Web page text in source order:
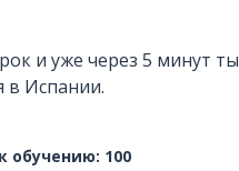
и уже через 5 минут ты
в Испании.
обучению: 100